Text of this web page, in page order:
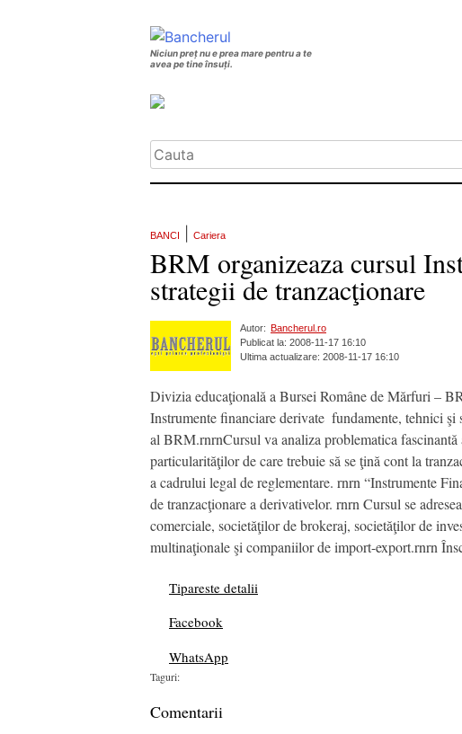
Niciun preț nu e prea mare pentru a te
avea pe tine însuți.
BANCI Cariera
BRM organizeaza cursul
strategii de tranzacţionare
Autor: Bancherul.ro
Publicat la: 2008-11-17 16:10
Ultima actualizare: 2008-11-17 16:10
Divizia educaţională a Bursei Române de Mărfuri –
Instrumente financiare derivate  fundamente, tehnici
al BRM.rnrnCursul va analiza problematica
particularităţilor de care trebuie să se ţină cont la
a cadrului legal de reglementare. rnrn “Instrumente
de tranzacţionare a derivativelor. rnrn Cursul se
comerciale, societăţilor de brokeraj, societăţilor de
multinaţionale şi companiilor de import-export.rnrn
Tipareste detalii
Facebook
WhatsApp
Taguri:
Comentarii